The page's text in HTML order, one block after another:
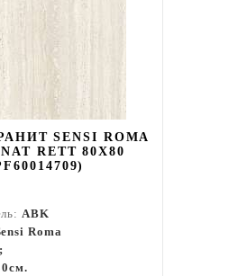
SENSI ROMA
RETT 80X80
ABK
Roma